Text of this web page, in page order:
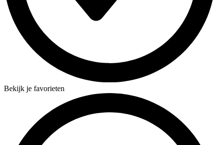
Bekijk je favorieten